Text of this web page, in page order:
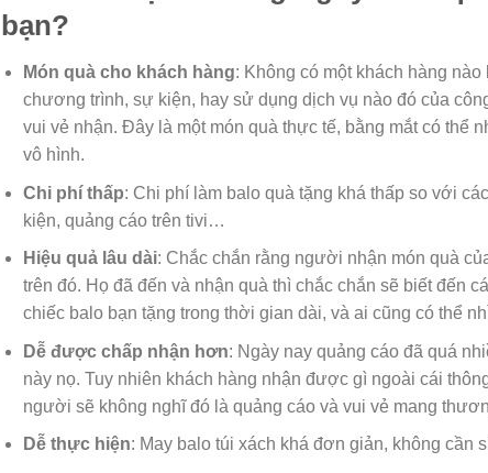
bạn?
Món quà cho khách hàng: Không có một khách hàng
chương trình, sự kiện, hay sử dụng dịch vụ nào đó của
vui vẻ nhận. Đây là một món quà thực tế, bằng mắt có
vô hình.
Chi phí thấp: Chi phí làm balo quà tặng khá thấp so với
kiện, quảng cáo trên tivi…
Hiệu quả lâu dài: Chắc chắn rằng người nhận món quà
trên đó. Họ đã đến và nhận quà thì chắc chắn sẽ biết đến
chiếc balo bạn tặng trong thời gian dài, và ai cũng có thể
Dễ được chấp nhận hơn: Ngày nay quảng cáo đã quá
này nọ. Tuy nhiên khách hàng nhận được gì ngoài cái
người sẽ không nghĩ đó là quảng cáo và vui vẻ mang
Dễ thực hiện: May balo túi xách khá đơn giản, không cần